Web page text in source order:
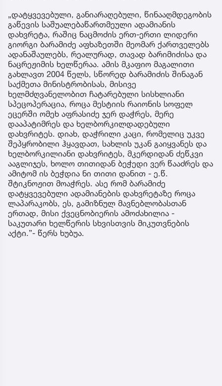
„დატყვევებული, განიარაღებული, წინააღმდეგობის
გაწევის საშუალებაწართმეული ადამიანის
დახვრეტა, რაშიც ნაცმოძის ერთ-ერთი ლიდერი
გიორგი ბარამიძე აფხაზეთში მეომარ ქართველებს
ადანაშაულებს, რეალურად, თავად ბარიმიძისა და
ნაცრეჟიმის ხელწერაა. ამის მკაფიო მაგალითი
გახლავთ 2004 წელს, სწორედ ბარამიძის შინაგან
საქმეთა მინისტრობისას, მისივე
ხელმძღვანელობით ჩატარებული სისხლიანი
სპეცოპერაცია, როცა მესტიის რაიონის სოფელ
ეცერში ომეხ აფრასიძე ჯერ დაჭრეს, მერე
დააპატიმრეს და ხელბორკილდადებული
დახვრიტეს. დიახ, დაჭრილი კაცი, რომელიც უკვე
შეპყრობილი ჰყავდათ, სახლის უკან გაიყვანეს და
ხელბორკილიანი დახვრიტეს, მკერდიდან ძეწკვი
ააგლიჯეს, ხოლო თითიდან ბეჭედი ვერ წააძრეს და
ამიტომ ის ბეჭდია ნი თითი დანით - ე.წ.
შტიკნოჟით მოაჭრეს. ასე რომ ბარამიძე
დატყვევებული ადამიანების დახვრეტაზე როცა
ლაპარაკობს, ეს, გამიზნულ მავნებლობასთან
ერთად, მისი ქვეცნობიერის ამოძახილია -
საკუთარი ხელწერის სხვისთვის მიკუთვნების
აქტი.”- წერს ხუბუა.